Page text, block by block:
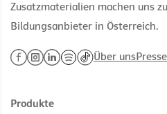
Zusatzmaterialien machen uns
Bildungsanbieter in Österreich.
Über unsPresse
Produkte